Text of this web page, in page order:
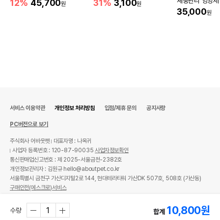
12% 45,700원 31% 3,100원
35,000원
수량 합계 10,800원
서비스 이용약관 개인정보 처리방침 입점/제휴 문의 공지사항
PC버전으로 보기
주식회사 어바웃펫
대표자명 : 나옥귀
사업자 등록번호 : 120-87-90035사업자정보확인
통신판매업신고번호 : 제 2025-서울금천-2382호
개인정보관리자 : 김원규 hello@aboutpet.co.kr
서울특별시 금천구 가산디지털2로 144, 현대테라타워 가산DK 507호, 508호 (가산동)
구매안전(에스크로)서비스